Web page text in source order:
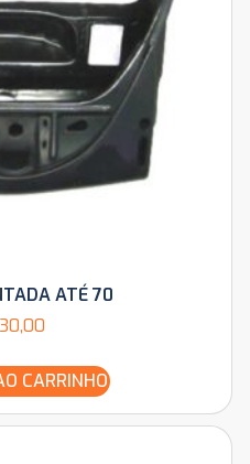
ATÉ 70
CARRINHO